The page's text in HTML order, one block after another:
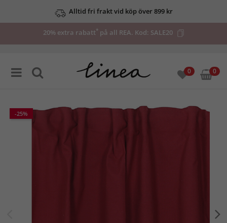
Alltid fri frakt vid köp över 899 kr
20% extra rabatt*på all REA. Kod: SALE20
0 0
-25%